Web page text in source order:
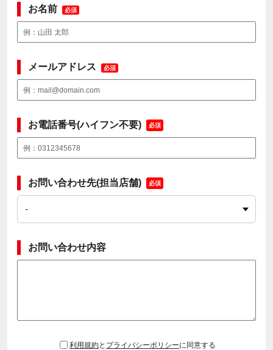
お名前 必須
メールアドレス 必須
お電話番号(ハイフン不要) 必須
お問い合わせ先(担当店舗) 必須
お問い合わせ内容
利用規約と プライバシーポリシーに同意する